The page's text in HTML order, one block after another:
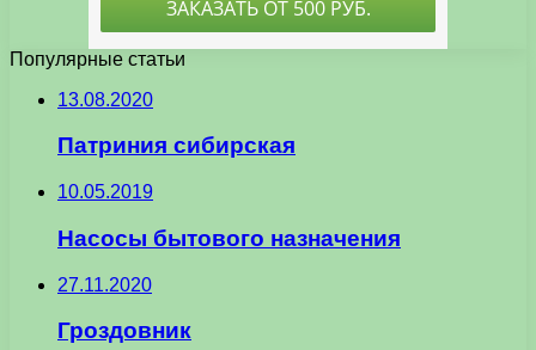
Популярные статьи
13.08.2020
Патриния сибирская
10.05.2019
Насосы бытового назначения
27.11.2020
Гроздовник